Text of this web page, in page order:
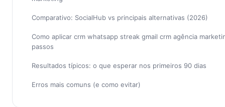
Comparativo: SocialHub vs principais alternativas (2026)
Como aplicar crm whatsapp streak gmail crm agência
passos
Resultados típicos: o que esperar nos primeiros 90 dias
Erros mais comuns (e como evitar)